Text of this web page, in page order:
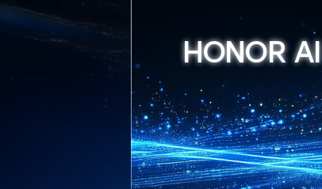
HONORAI